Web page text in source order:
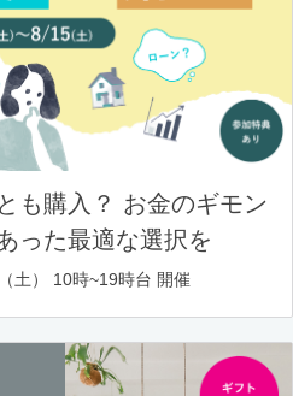
も購入？ お金のギモン
った最適な選択を
土） 10時~19時台 開催